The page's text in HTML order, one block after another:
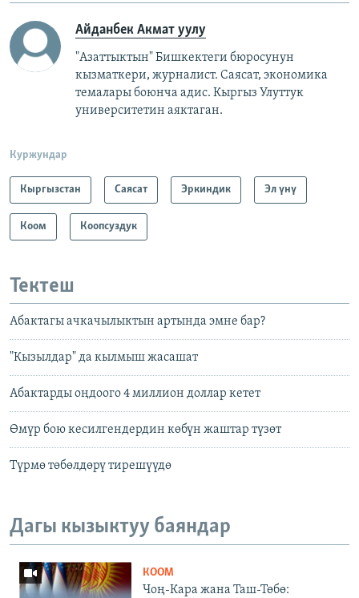
Айданбек Акмат уулу
"Азаттыктын" Бишкектеги бюросунун
кызматкери, журналист. Саясат, экономика
темалары боюнча адис. Кыргыз Улуттук
университетин аяктаган.
Куржундар
Кыргызстан Саясат Эркиндик Эл үнү
Коом Коопсуздук
Тектеш
Абактагы ачкачылыктын артында эмне бар?
"Кызылдар" да кылмыш жасашат
Абактарды оңдоого 4 миллион доллар кетет
Өмүр бою кесилгендердин көбүн жаштар түзөт
Түрмө төбөлдөрү тирешүүдө
Дагы кызыктуу баяндар
КООМ
Чоң-Кара жана Таш-Төбө: